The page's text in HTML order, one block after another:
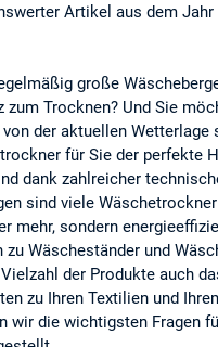
Artikel aus dem Jahr
große
zum Trocknen? Und Sie
von der aktuellen Wetterlage
für Sie der perfekte
dank zahlreicher
sind viele
mehr, sondern
zu Wäscheständer und
der Produkte auch
zu Ihren Textilien und
wir die wichtigsten Fragen